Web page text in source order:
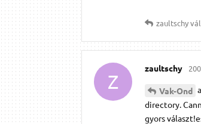
zaultschy
Z
zaultschy
Vak-Ond
directory.
gyors